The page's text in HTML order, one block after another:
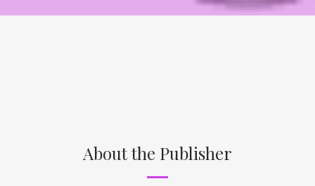
About the Publisher